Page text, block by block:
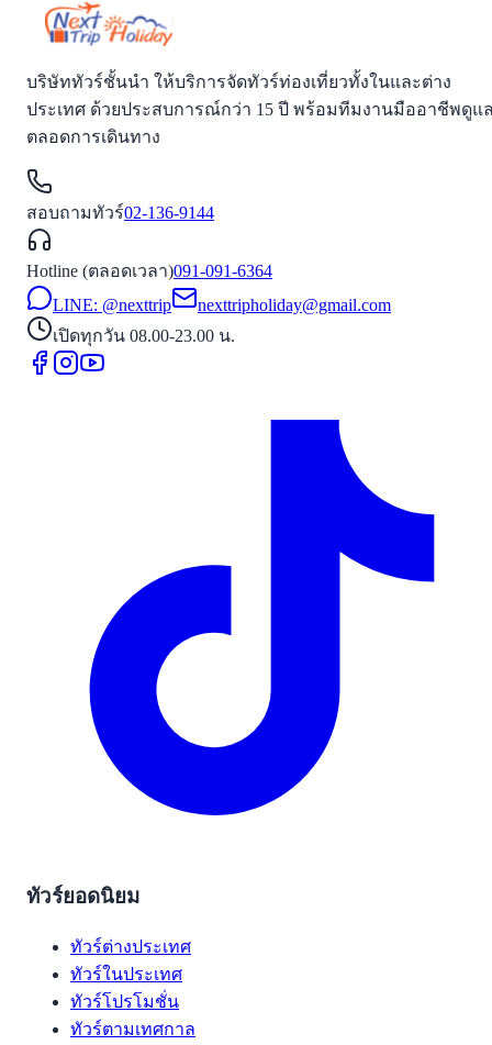
บริษัททัวร์ชั้นนำ ให้บริการจัดทัวร์ท่องเที่ยวทั้งในและต่าง
ประเทศ ด้วยประสบการณ์กว่า 15 ปี พร้อมทีมงานมืออาชีพดูแ
ตลอดการเดินทาง
สอบถามทัวร์02-136-9144
Hotline (ตลอดเวลา)091-091-6364
LINE: @nexttrip
nexttripholiday@gmail.com
เปิดทุกวัน 08.00-23.00 น.
ทัวร์ยอดนิยม
ทัวร์ต่างประเทศ
ทัวร์ในประเทศ
ทัวร์โปรโมชั่น
ทัวร์ตามเทศกาล